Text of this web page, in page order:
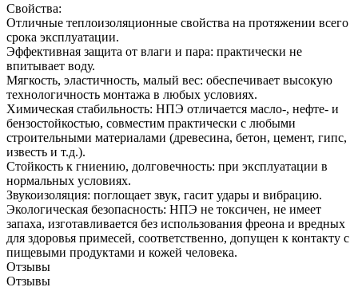
Свойства:
Отличные теплоизоляционные свойства на протяжении всего
срока эксплуатации.
Эффективная защита от влаги и пара: практически не
впитывает воду.
Мягкость, эластичность, малый вес: обеспечивает высокую
технологичность монтажа в любых условиях.
Химическая стабильность: НПЭ отличается масло-, нефте- и
бензостойкостью, совместим практически с любыми
строительными материалами (древесина, бетон, цемент, гипс,
известь и т.д.).
Стойкость к гниению, долговечность: при эксплуатации в
нормальных условиях.
Звукоизоляция: поглощает звук, гасит удары и вибрацию.
Экологическая безопасность: НПЭ не токсичен, не имеет
запаха, изготавливается без использования фреона и вредных
для здоровья примесей, соответственно, допущен к контакту с
пищевыми продуктами и кожей человека.
Отзывы
Отзывы